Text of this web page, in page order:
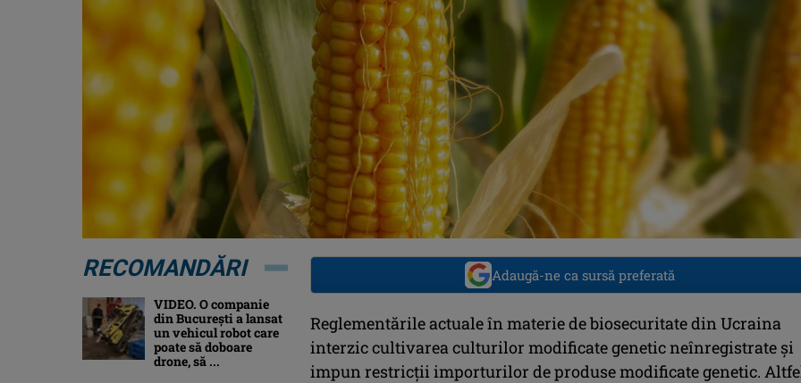
Adaugă-ne ca sursă preferată
Reglementările actuale în materie de biosecuritate din Ucraina
interzic cultivarea culturilor modificate genetic neînregistrate și
impun restricții importurilor de produse modificate genetic.
RECOMANDĂRI
VIDEO. O companie
din București a lansat
un vehicul robot care
poate să doboare
drone, să ...